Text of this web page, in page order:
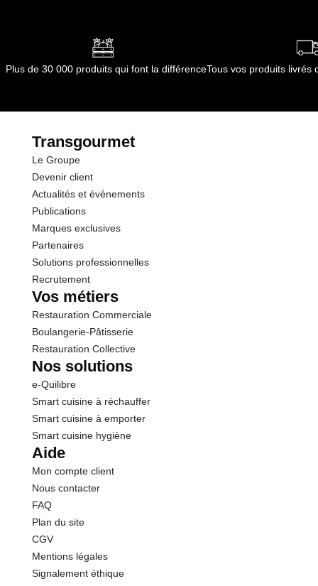
Plus de 30 000 produits qui font la différenceTous vos produits livrés
Transgourmet
Le Groupe
Devenir client
Actualités et événements
Publications
Marques exclusives
Partenaires
Solutions professionnelles
Recrutement
Vos métiers
Restauration Commerciale
Boulangerie-Pâtisserie
Restauration Collective
Nos solutions
e-Quilibre
Smart cuisine à réchauffer
Smart cuisine à emporter
Smart cuisine hygiène
Aide
Mon compte client
Nous contacter
FAQ
Plan du site
CGV
Mentions légales
Signalement éthique